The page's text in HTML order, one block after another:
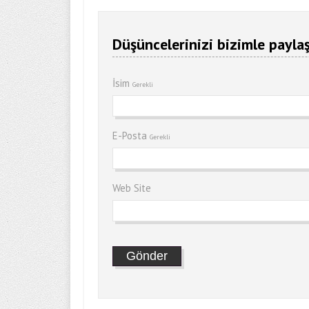
Düşüncelerinizi bizimle
İsim Gerekli
E-Posta Gerekli
Web Site